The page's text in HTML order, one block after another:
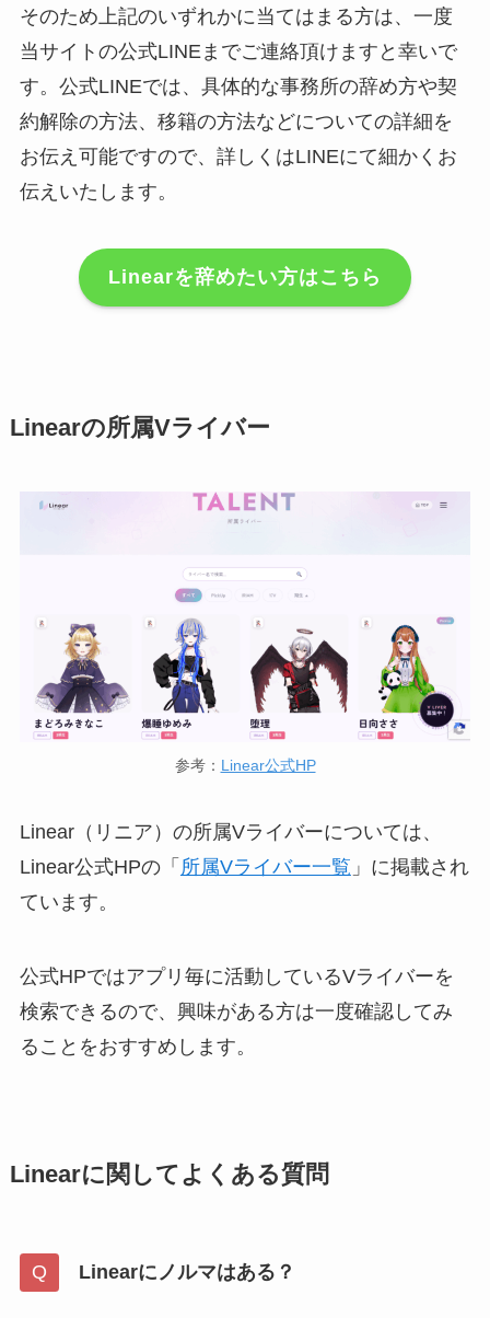
そのため上記のいずれかに当てはまる方は、一度
当サイトの公式LINEまでご連絡頂けますと幸いで
す。公式LINEでは、具体的な事務所の辞め方や契
約解除の方法、移籍の方法などについての詳細を
お伝え可能ですので、詳しくはLINEにて細かくお
伝えいたします。
Linearを辞めたい方はこちら
Linearの所属Vライバー
参考： Linear公式HP
Linear（リニア）の所属Vライバーについては、
Linear公式HPの「 所属Vライバー一覧 」に掲載され
ています。
公式HPではアプリ毎に活動しているVライバーを
検索できるので、興味がある方は一度確認してみ
ることをおすすめします。
Linearに関してよくある質問
Linearにノルマはある？